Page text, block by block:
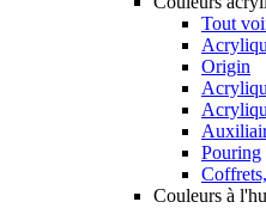
Tout
Origin
Pouring
Couleurs à